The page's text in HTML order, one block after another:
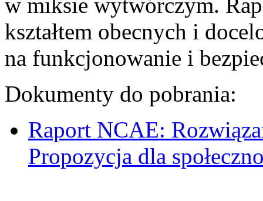
w miksie wytwórczym.
kształtem obecnych i
na funkcjonowanie i
Dokumenty do pobrania:
Raport NCAE:
Propozycja dla